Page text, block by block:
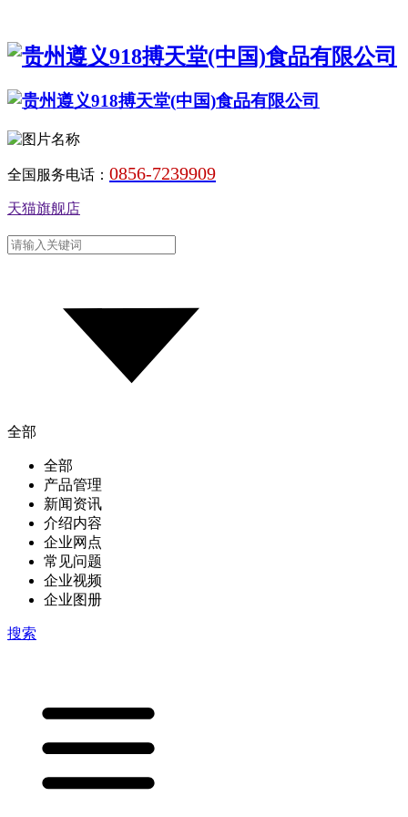
全国服务电话： 0856-7239909
天猫旗舰店
全部
全部
产品管理
新闻资讯
介绍内容
企业网点
常见问题
企业视频
企业图册
搜索